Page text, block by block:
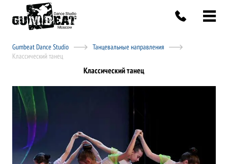
Gumbeat Dance Studio
Танцевальные направления
Классический танец
Классический танец